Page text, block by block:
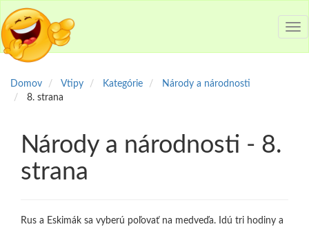
Domov Vtipy Kategórie
Národy a národnosti
8. strana
Národy a národnosti - 8.
strana
Rus a Eskimák sa vyberú poľovať na medveďa. Idú tri hodiny a